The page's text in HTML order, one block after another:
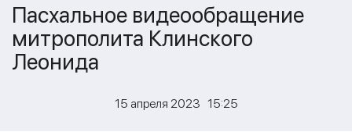
Пасхальное видеообращение
митрополита Клинского
Леонида
15 апреля 2023 15:25